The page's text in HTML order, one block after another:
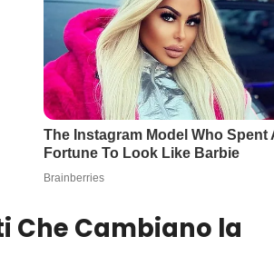
Che Cambiano la